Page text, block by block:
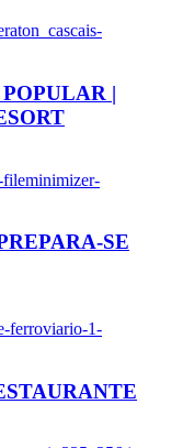
|
fileminimizer-
SE
ferroviario-1-